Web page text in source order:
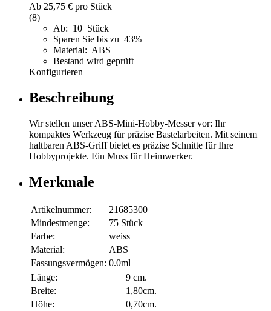
Ab 25,75 € pro Stück
(8)
Ab: 10 Stück
Sparen Sie bis zu 43%
Material: ABS
Bestand wird geprüft
Konfigurieren
Beschreibung
Wir stellen unser ABS-Mini-Hobby-Messer vor: Ihr
kompaktes Werkzeug für präzise Bastelarbeiten. Mit seinem
haltbaren ABS-Griff bietet es präzise Schnitte für Ihre
Hobbyprojekte. Ein Muss für Heimwerker.
Merkmale
Artikelnummer:
21685300
Mindestmenge:
75 Stück
Farbe:
weiss
Material:
ABS
Fassungsvermögen: 0.0ml
Länge:
9 cm.
Breite:
1,80cm.
Höhe:
0,70cm.